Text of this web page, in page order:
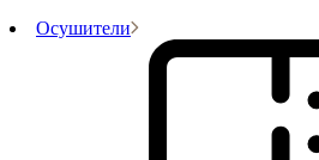
Осушители